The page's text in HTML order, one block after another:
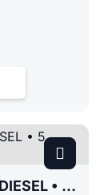
Opel Combo C 1.3 • oszczędny DIESEL • 5 osobowy • KLIMA • HAK • z Niemiec